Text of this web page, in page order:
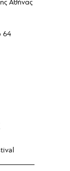
Αθήνας
64